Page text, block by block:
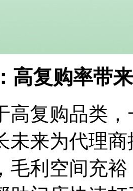
高复购率带
高复购品类
未来为代理
毛利空间充